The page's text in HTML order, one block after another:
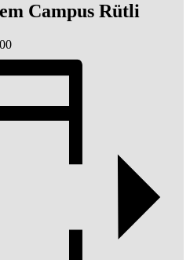
Campus Rütli